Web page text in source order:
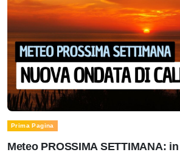
Prima Pagina
Meteo PROSSIMA SETTIMANA: